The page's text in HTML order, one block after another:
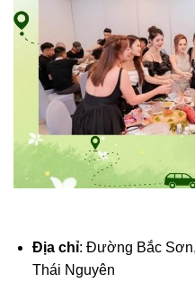
Địa chỉ: Đường Bắc
Thái Nguyên